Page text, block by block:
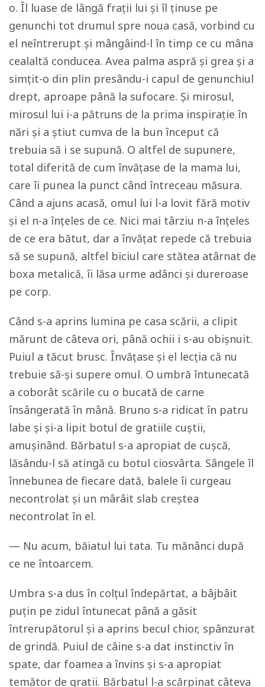
o. Îl luase de lângă frații lui și îl ținuse pe
genunchi tot drumul spre noua casă, vorbind cu
el neîntrerupt și mângâind-l în timp ce cu mâna
cealaltă conducea. Avea palma aspră și grea și a
simțit-o din plin presându-i capul de genunchiul
drept, aproape până la sufocare. Și mirosul,
mirosul lui i-a pătruns de la prima inspirație în
nări și a știut cumva de la bun început că
trebuia să i se supună. O altfel de supunere,
total diferită de cum învățase de la mama lui,
care îi punea la punct când întreceau măsura.
Când a ajuns acasă, omul lui l-a lovit fără motiv
și el n-a înțeles de ce. Nici mai târziu n-a înțeles
de ce era bătut, dar a învățat repede că trebuia
să se supună, altfel biciul care stătea atârnat de
boxa metalică, îi lăsa urme adânci și dureroase
pe corp.
Când s-a aprins lumina pe casa scării, a clipit
mărunt de câteva ori, până ochii i s-au obișnuit.
Puiul a tăcut brusc. Învățase și el lecția că nu
trebuie să-și supere omul. O umbră întunecată
a coborât scările cu o bucată de carne
însângerată în mână. Bruno s-a ridicat în patru
labe și și-a lipit botul de gratiile cuștii,
amușinând. Bărbatul s-a apropiat de cușcă,
lăsându-l să atingă cu botul ciosvârta. Sângele îl
înnebunea de fiecare dată, balele îi curgeau
necontrolat și un mârâit slab creștea
necontrolat în el.
— Nu acum, băiatul lui tata. Tu mănânci după
ce ne întoarcem.
Umbra s-a dus în colțul îndepărtat, a bâjbâit
puțin pe zidul întunecat până a găsit
întrerupătorul și a aprins becul chior, spânzurat
de grindă. Puiul de câine s-a dat instinctiv în
spate, dar foamea a învins și s-a apropiat
temător de gratii. Bărbatul l-a scărpinat câteva